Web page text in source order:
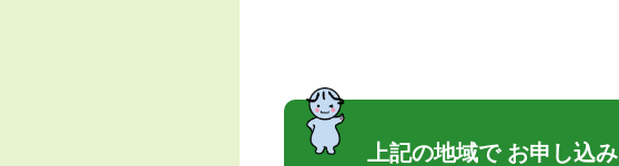
上記の地域で お申し込み